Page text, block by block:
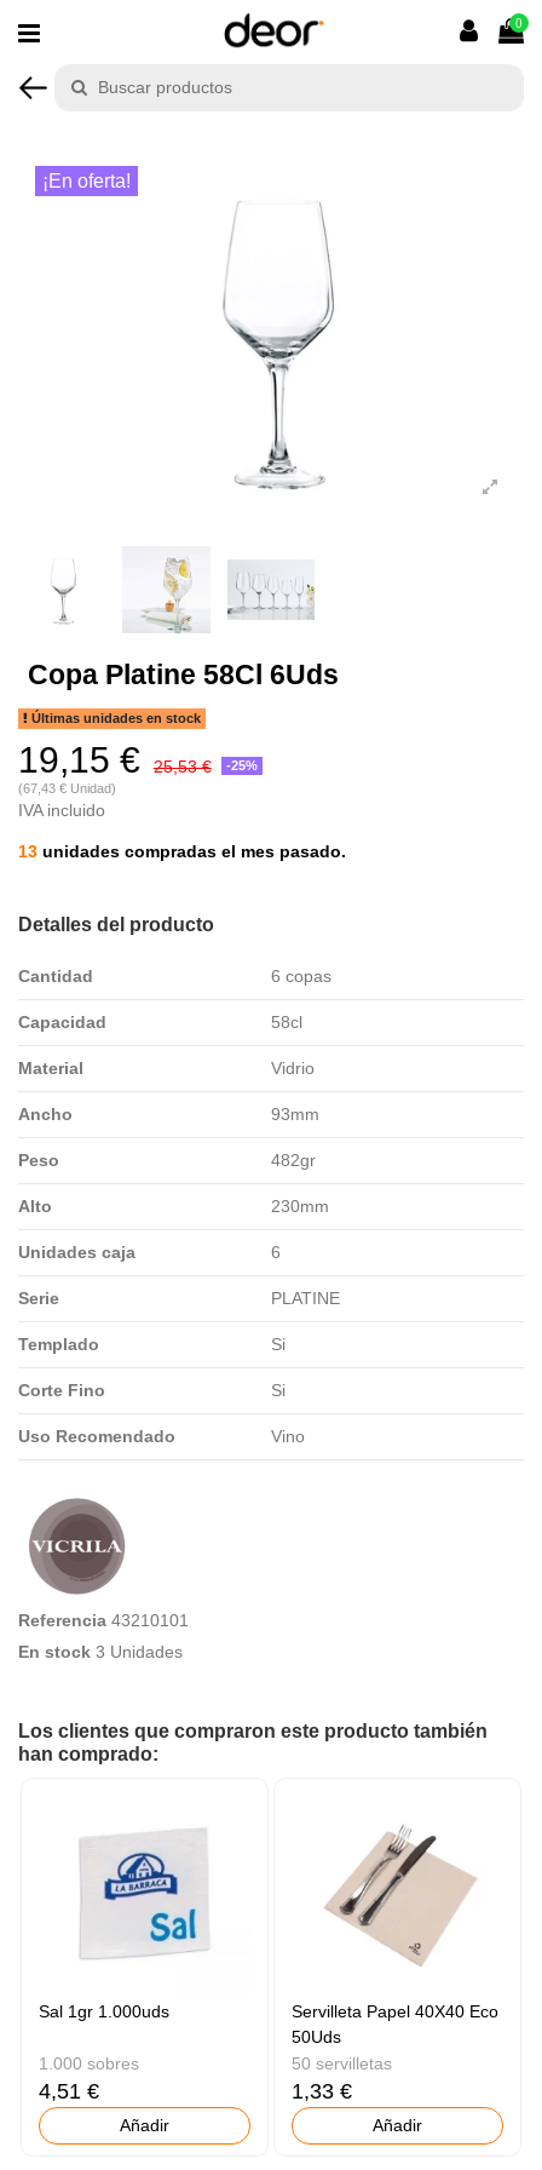
0
¡En oferta!
Copa Platine 58Cl 6Uds
Últimas unidades en stock
19,15 € 25,53 €
-25%
(67,43 € Unidad)
IVA incluido
13 unidades compradas el mes pasado.
Detalles del producto
Cantidad 6 copas
Capacidad 58cl
Material Vidrio
Ancho 93mm
Peso 482gr
Alto 230mm
Unidades caja 6
Serie PLATINE
Templado Si
Corte Fino Si
Uso Recomendado Vino
Referencia 43210101
En stock 3 Unidades
Los clientes que compraron este producto también
han comprado:
Sal 1gr 1.000uds
1.000 sobres
4,51 €
Añadir
Servilleta Papel 40X40 Eco
50Uds
50 servilletas
1,33 €
Añadir